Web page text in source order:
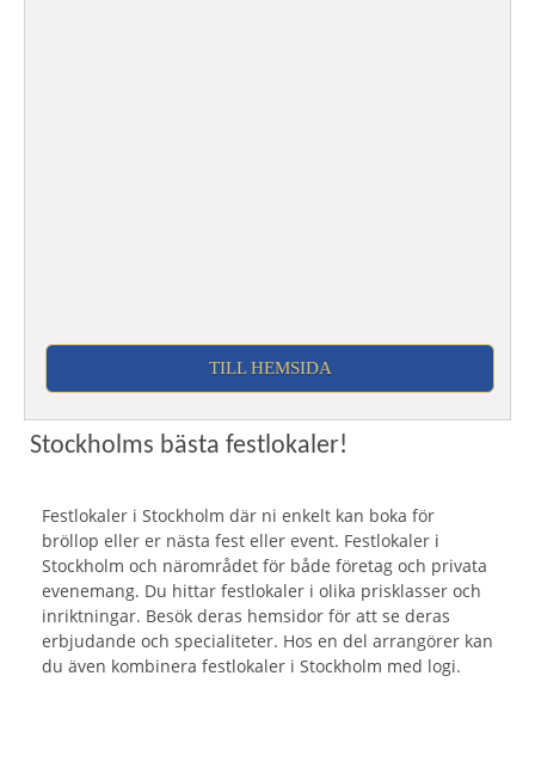
TILL HEMSIDA
Stockholms bästa festlokaler!
Festlokaler i Stockholm där ni enkelt kan boka för
bröllop eller er nästa fest eller event. Festlokaler i
Stockholm och närområdet för både företag och privata
evenemang. Du hittar festlokaler i olika prisklasser och
inriktningar. Besök deras hemsidor för att se deras
erbjudande och specialiteter. Hos en del arrangörer kan
du även kombinera festlokaler i Stockholm med logi.